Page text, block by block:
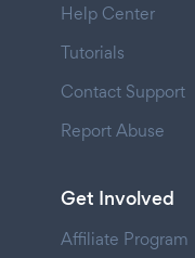
Help Center
Tutorials
Contact Support
Report Abuse
Get Involved
Affiliate Program